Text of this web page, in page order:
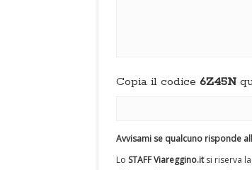
Copia il codice 6Z45N
Avvisami se qualcuno risponde
Lo STAFF Viareggino.itsi riserva